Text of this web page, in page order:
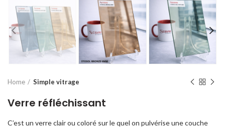
Home Simple vitrage
Verre réfléchissant
C’est un verre clair ou coloré sur le quel on pulvérise une couche